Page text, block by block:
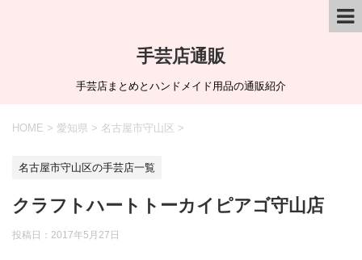
手芸店通販
手芸店まとめとハンドメイド用品の通販紹介
HOME > 愛知県 > 名古屋市守山区 >
名古屋市守山区の手芸店一覧
クラフトハートトーカイピアゴ守山店
投稿日： 2017年5月27日